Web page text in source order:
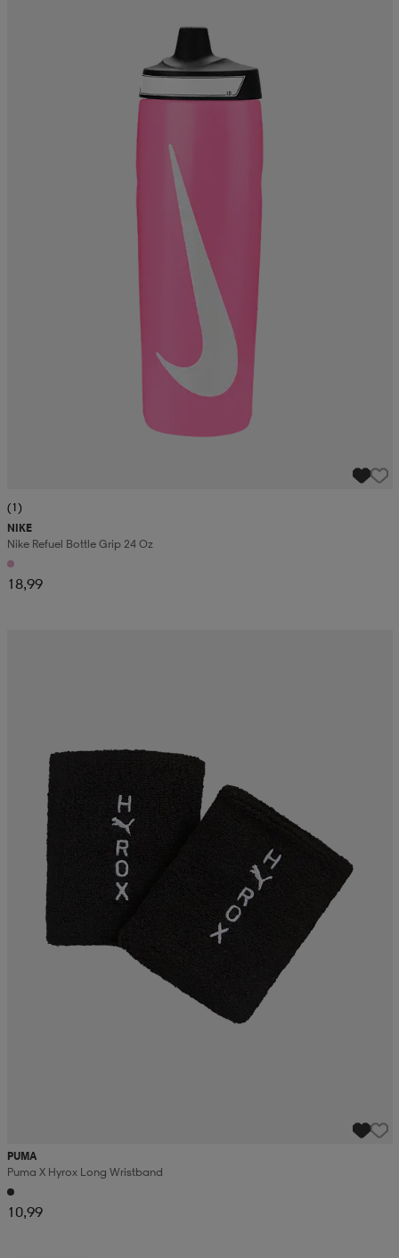
(1)
NIKE
Nike Refuel Bottle Grip 24 Oz
18,99
PUMA
Puma X Hyrox Long Wristband
10,99